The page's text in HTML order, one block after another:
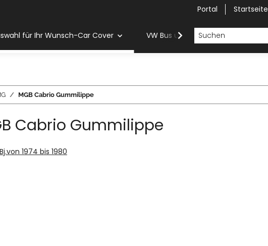
Portal Startseite
für Ihr Wunsch-Car Cover VW Bus und Van Car Cover
MGB Cabrio Gummilippe
Cabrio Gummilippe
Bj.von 1974 bis 1980